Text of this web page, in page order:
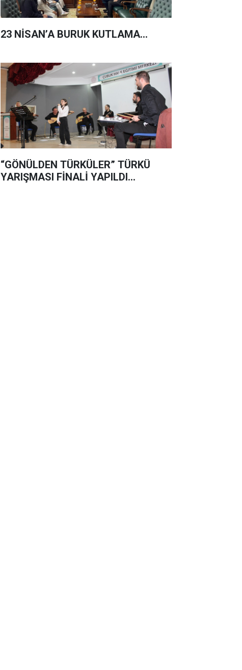
23 NİSAN’A BURUK KUTLAMA...
“GÖNÜLDEN TÜRKÜLER” TÜRKÜ
YARIŞMASI FİNALİ YAPILDI…